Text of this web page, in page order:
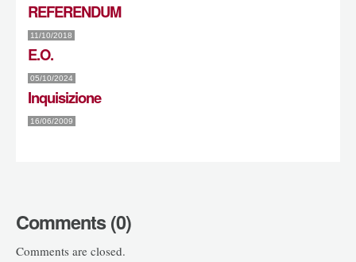
REFERENDUM
11/10/2018
E.O.
05/10/2024
Inquisizione
16/06/2009
Comments (0)
Comments are closed.